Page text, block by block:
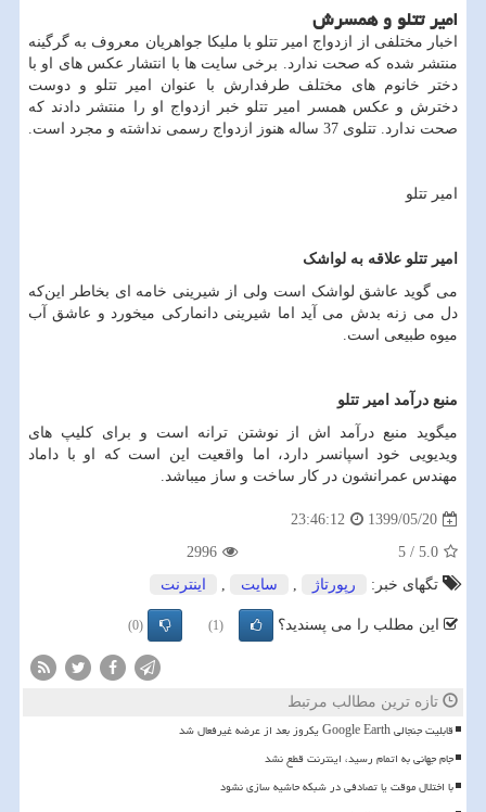
امیر تتلو و همسرش
اخبار مختلفی از ازدواج امیر تتلو با ملیکا جواهریان معروف به گرگینه
منتشر شده که صحت ندارد. برخی سایت ها با انتشار عکس های او با
دختر خانوم های مختلف طرفدارش با عنوان امیر تتلو و دوست
دخترش و عکس همسر امیر تتلو خبر ازدواج او را منتشر دادند که
صحت ندارد. تتلوی 37 ساله هنوز ازدواج رسمی نداشته و مجرد است.
امیر تتلو
امیر تتلو علاقه به لواشک
می گوید عاشق لواشک است ولی از شیرینی خامه ای بخاطر این‌که
دل می زنه بدش می آید اما شیرینی دانمارکی میخورد و عاشق آب
میوه طبیعی است.
منبع درآمد امیر تتلو
میگوید منبع درآمد اش از نوشتن ترانه است و برای کلیپ های
ویدیویی خود اسپانسر دارد، اما واقعیت این است که او با داماد
مهندس عمرانشون در کار ساخت و ساز میباشد
1399/05/20
23:46:12
5.0
/
5
2996
تگهای خبر:
رپورتاژ , سایت , اینترنت
این مطلب را می پسندید؟ (1)
(0)
تازه ترین مطالب مرتبط
قابلیت جنجالی Google Earth یکروز بعد از عرضه غیرفعال شد
️جام جهانی به اتمام رسید، اینترنت قطع نشد
با اختلال موقت یا تصادفی در شبکه حاشیه سازی نشود